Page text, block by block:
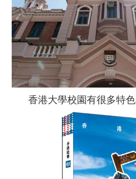
香港大學校園有很多特色